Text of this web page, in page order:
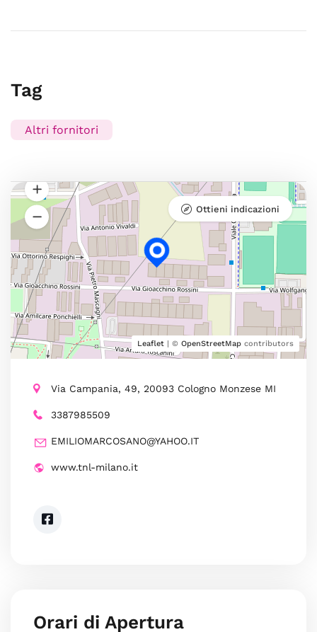
Tag
Altri fornitori
Leaflet | © OpenStreetMap contributors
Ottieni indicazioni
Via Campania, 49, 20093 Cologno Monzese MI
3387985509
EMILIOMARCOSANO@YAHOO.IT
www.tnl-milano.it
Orari di Apertura